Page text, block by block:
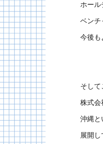
ホール
ベンチ
今後も
そして
株式会
沖縄と
展開し